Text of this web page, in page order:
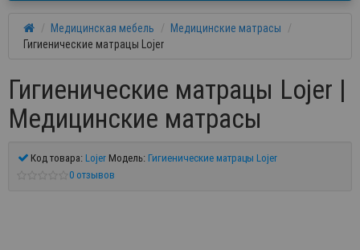
Медицинская мебель
Медицинские матрасы
Гигиенические матрацы Lojer
Гигиенические матрацы Lojer |
Медицинские матрасы
Код товара: Lojer Модель: Гигиенические матрацы Lojer
0 отзывов